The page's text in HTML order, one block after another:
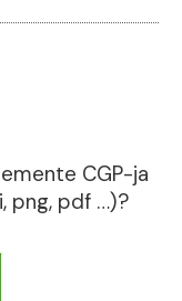
CGP-ja
png, pdf …)?